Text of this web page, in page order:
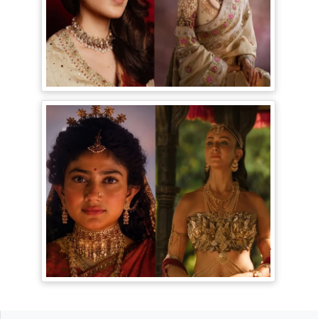
Bollywood Gossip: Gen Z को 'गटरछाप'
कहने वाली Kangana Ranaut के बदले सुर, दी
Digital Age में जीने की सीख
Ramayana Trailer: सीता से ज्यादा Rakul
Preet Singh की चर्चा, Shurpanakha के लुक
ने लूटी महफिल